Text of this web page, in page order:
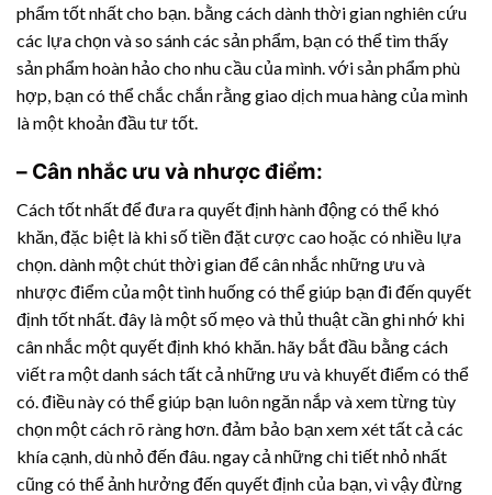
phẩm tốt nhất cho bạn. bằng cách dành thời gian nghiên cứu
các lựa chọn và so sánh các sản phẩm, bạn có thể tìm thấy
sản phẩm hoàn hảo cho nhu cầu của mình. với sản phẩm phù
hợp, bạn có thể chắc chắn rằng giao dịch mua hàng của mình
là một khoản đầu tư tốt.
– Cân nhắc ưu và nhược điểm:
Cách tốt nhất để đưa ra quyết định hành động có thể khó
khăn, đặc biệt là khi số tiền đặt cược cao hoặc có nhiều lựa
chọn. dành một chút thời gian để cân nhắc những ưu và
nhược điểm của một tình huống có thể giúp bạn đi đến quyết
định tốt nhất. đây là một số mẹo và thủ thuật cần ghi nhớ khi
cân nhắc một quyết định khó khăn. hãy bắt đầu bằng cách
viết ra một danh sách tất cả những ưu và khuyết điểm có thể
có. điều này có thể giúp bạn luôn ngăn nắp và xem từng tùy
chọn một cách rõ ràng hơn. đảm bảo bạn xem xét tất cả các
khía cạnh, dù nhỏ đến đâu. ngay cả những chi tiết nhỏ nhất
cũng có thể ảnh hưởng đến quyết định của bạn, vì vậy đừng